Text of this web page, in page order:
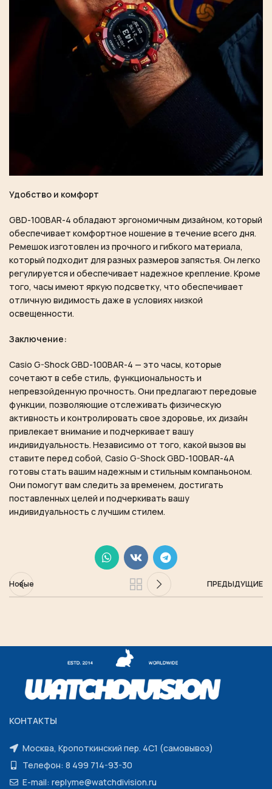
Удобство и комфорт
GBD-100BAR-4 обладают эргономичным дизайном, который
обеспечивает комфортное ношение в течение всего дня.
Ремешок изготовлен из прочного и гибкого материала,
который подходит для разных размеров запястья. Он легко
регулируется и обеспечивает надежное крепление. Кроме
того, часы имеют яркую подсветку, что обеспечивает
отличную видимость даже в условиях низкой
освещенности.
Заключение:
Casio G-Shock GBD-100BAR-4 — это часы, которые
сочетают в себе стиль, функциональность и
непревзойденную прочность. Они предлагают передовые
функции, позволяющие отслеживать физическую
активность и контролировать свое здоровье, их дизайн
привлекает внимание и подчеркивает вашу
индивидуальность. Независимо от того, какой вызов вы
ставите перед собой, Casio G-Shock GBD-100BAR-4A
готовы стать вашим надежным и стильным компаньоном.
Они помогут вам следить за временем, достигать
поставленных целей и подчеркивать вашу
индивидуальность с лучшим стилем.
Новые ПРЕДЫДУЩИЕ
КОНТАКТЫ
Москва, Кропоткинский пер. 4С1 (самовывоз)
Телефон: 8 499 714-93-30
E-mail: replyme@watchdivision.ru